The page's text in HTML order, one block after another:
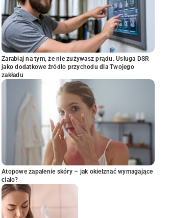
Zarabiaj na tym, że nie zużywasz prądu. Usługa DSR
jako dodatkowe źródło przychodu dla Twojego
zakładu
Atopowe zapalenie skóry – jak okiełznać wymagające
ciało?